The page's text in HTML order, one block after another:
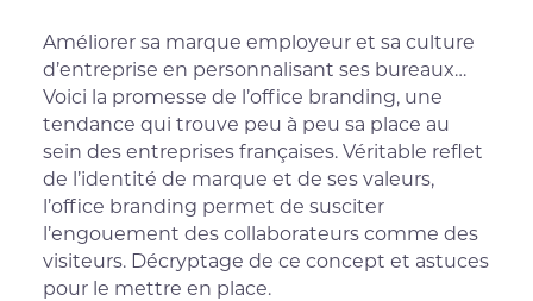
Améliorer sa marque employeur et sa culture
d’entreprise en personnalisant ses bureaux…
Voici la promesse de l’office branding, une
tendance qui trouve peu à peu sa place au
sein des entreprises françaises. Véritable reflet
de l’identité de marque et de ses valeurs,
l’office branding permet de susciter
l’engouement des collaborateurs comme des
visiteurs. Décryptage de ce concept et astuces
pour le mettre en place.